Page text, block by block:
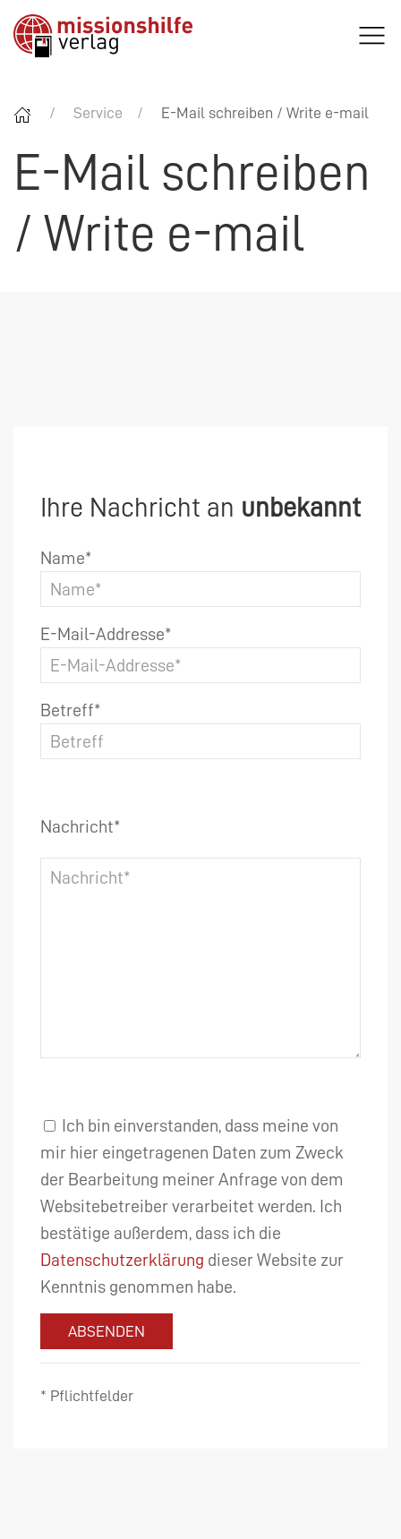
Service E-Mail schreiben / Write e-mail
E-Mail schreiben
/ Write e-mail
Ihre Nachricht an unbekannt
Name*
E-Mail-Addresse*
Betreff*
Nachricht*
Ich bin einverstanden, dass meine von
mir hier eingetragenen Daten zum Zweck
der Bearbeitung meiner Anfrage von dem
Websitebetreiber verarbeitet werden. Ich
bestätige außerdem, dass ich die
Datenschutzerklärung dieser Website zur
Kenntnis genommen habe.
ABSENDEN
* Pflichtfelder